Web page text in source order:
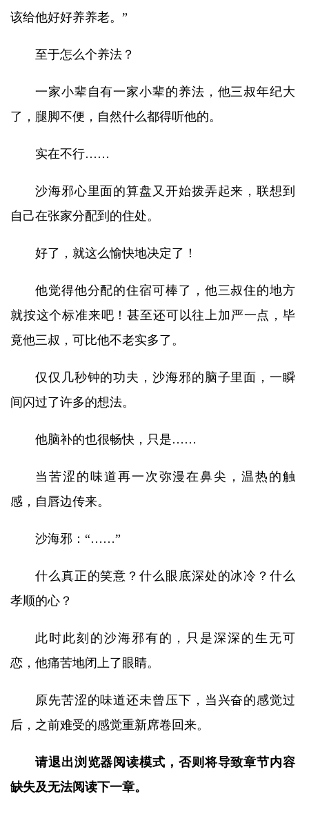
该给他好好养养老。”
至于怎么个养法？
一家小辈自有一家小辈的养法，他三叔年纪大
了，腿脚不便，自然什么都得听他的。
实在不行……
沙海邪心里面的算盘又开始拨弄起来，联想到
自己在张家分配到的住处。
好了，就这么愉快地决定了！
他觉得他分配的住宿可棒了，他三叔住的地方
就按这个标准来吧！甚至还可以往上加严一点，毕
竟他三叔，可比他不老实多了。
仅仅几秒钟的功夫，沙海邪的脑子里面，一瞬
间闪过了许多的想法。
他脑补的也很畅快，只是……
当苦涩的味道再一次弥漫在鼻尖，温热的触
感，自唇边传来。
沙海邪：“……”
什么真正的笑意？什么眼底深处的冰冷？什么
孝顺的心？
此时此刻的沙海邪有的，只是深深的生无可
恋，他痛苦地闭上了眼睛。
原先苦涩的味道还未曾压下，当兴奋的感觉过
后，之前难受的感觉重新席卷回来。
请退出浏览器阅读模式，否则将导致章节内容
缺失及无法阅读下一章。